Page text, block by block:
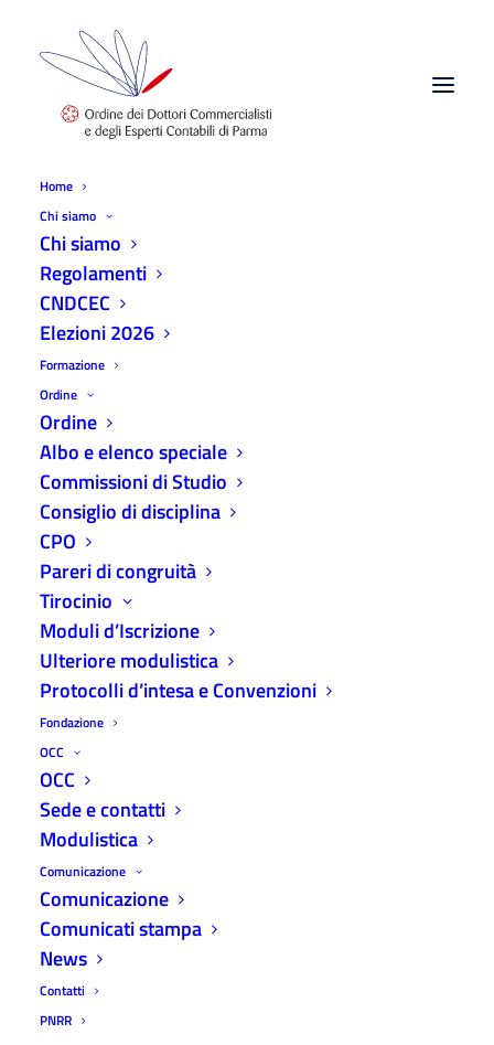
Home
Chi siamo
Chi siamo
Regolamenti
CNDCEC
Elezioni 2026
Formazione
Ordine
Ordine
Albo e elenco speciale
Commissioni di Studio
Consiglio di disciplina
CPO
Pareri di congruità
Tirocinio
Moduli d’Iscrizione
Ulteriore modulistica
Protocolli d’intesa e Convenzioni
Fondazione
OCC
OCC
Sede e contatti
Modulistica
Comunicazione
Comunicazione
Comunicati stampa
News
Contatti
PNRR
Protocollo di intesa Legacoop Emilia
Ovest e ODCEC
25 NOVEMBRE 2022
Protocollo di intesa Legacoop Emilia Ovest e ODCEC
Aggiornamenti
Protocollo di intesa Legacoop Emilia Ovest e ODCEC
Legacoop Emilia Ovest
protocollo di intesa dà avvio ad una fattiva
collaborazione, articolata in diversi punti, a partire
dalla diffusione della conoscenza del modello
cooperativo tra i giovani commercialisti ed esperti
contabili, con oggetto il quadro giuridico di questa
forma societaria e le esperienze imprenditoriali